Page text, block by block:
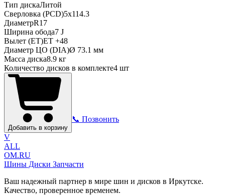
Тип дискаЛитой
Сверловка (PCD)5x114.3
ДиаметрR17
Ширина обода7 J
Вылет (ET)ET +48
Диаметр ЦО (DIA)Ø 73.1 мм
Масса диска8.9 кг
Количество дисков в комплекте4 шт
Добавить в корзину
📞 Позвонить
V
ALL
OM.RU
Шины Диски Запчасти
Ваш надежный партнер в мире шин и дисков в Иркутске.
Качество, проверенное временем.